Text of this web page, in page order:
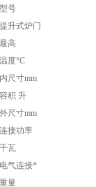
型号
提升式炉门
最高
温度°C
内尺寸mm
容积 升
外尺寸mm
连接功率
千瓦
电气连接*
重量